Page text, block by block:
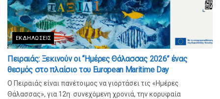
ΕΚΔΗΛΏΣΕΙΣ
Πειραιάς: Ξεκινούν οι “Ημέρες Θάλασσας 2026” ένας
θεσμός στο πλαίσιο του European Maritime Day
O Πειραιάς είναι πανέτοιμος να γιορτάσει τις «Ημέρες
Θάλασσας», για 12η συνεχόμενη χρονιά, την κορυφαία